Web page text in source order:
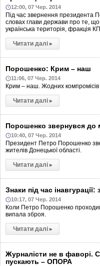
12:00, 07 Чер. 2014
Під час звернення президента
словах глави держави про те,
українська територія, фракція
Читати далі ▸
Порошенко: Крим – наш
11:06, 07 Чер. 2014
Крим – наш. Жодних
Читати далі ▸
Порошенко звернувся до
10:40, 07 Чер. 2014
Президент Петро Порошенко
жителів Донецької області.
Читати далі ▸
Знаки під час
10:17, 07 Чер. 2014
Коли Петро Порошенко проходив
випала зброя.
Читати далі ▸
Журналісти не в фаворі.
пускають – ОПОРА